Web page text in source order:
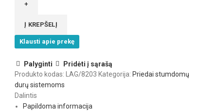
apatinio
Gama
Į KREPŠELĮ
Klausti apie prekę
Palyginti
Pridėti į sąrašą
Produkto kodas:
LAG/8203 Kategorija: Priedai stumdomų
durų sistemoms
Dalintis
Papildoma informacija